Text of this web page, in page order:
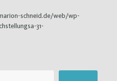
schneid.de/web/wp-
31-